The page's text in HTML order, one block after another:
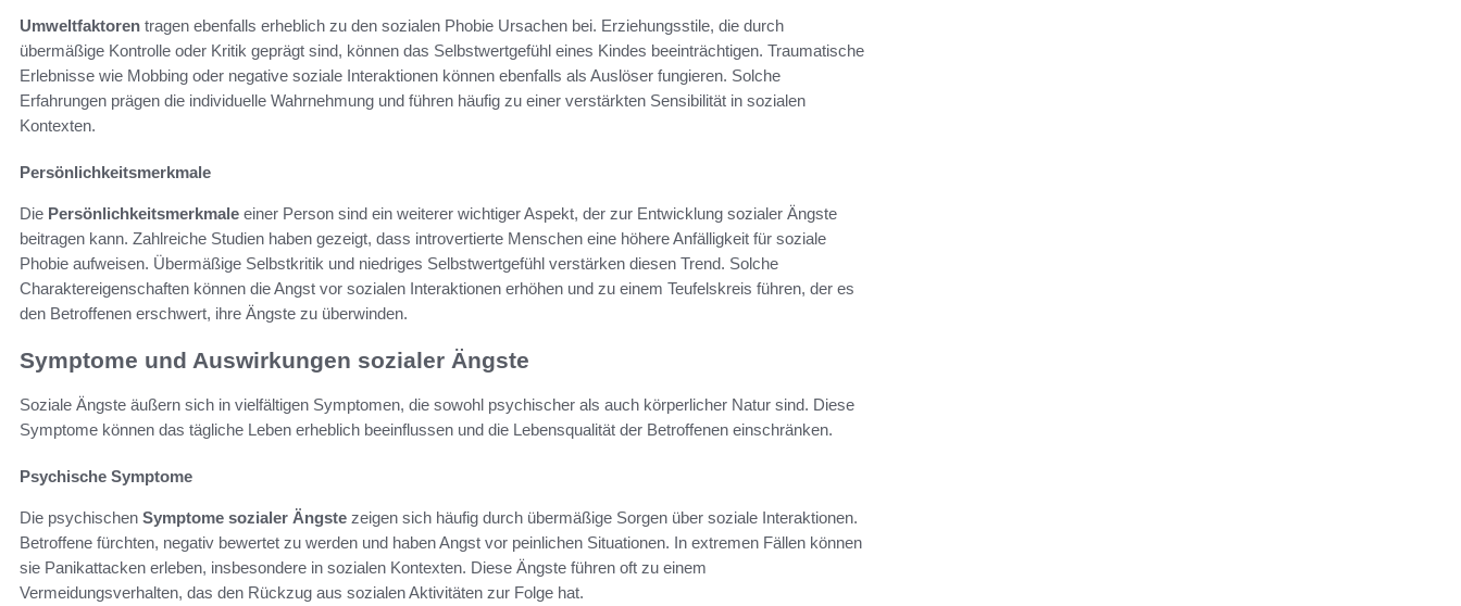
Umweltfaktoren tragen ebenfalls erheblich zu den sozialen Phobie Ursachen bei. Erziehungsstile, die durch
übermäßige Kontrolle oder Kritik geprägt sind, können das Selbstwertgefühl eines Kindes beeinträchtigen. Traumatische
Erlebnisse wie Mobbing oder negative soziale Interaktionen können ebenfalls als Auslöser fungieren. Solche
Erfahrungen prägen die individuelle Wahrnehmung und führen häufig zu einer verstärkten Sensibilität in sozialen
Kontexten.
Persönlichkeitsmerkmale
Die Persönlichkeitsmerkmale einer Person sind ein weiterer wichtiger Aspekt, der zur Entwicklung sozialer Ängste
beitragen kann. Zahlreiche Studien haben gezeigt, dass introvertierte Menschen eine höhere Anfälligkeit für soziale
Phobie aufweisen. Übermäßige Selbstkritik und niedriges Selbstwertgefühl verstärken diesen Trend. Solche
Charaktereigenschaften können die Angst vor sozialen Interaktionen erhöhen und zu einem Teufelskreis führen, der es
den Betroffenen erschwert, ihre Ängste zu überwinden.
Symptome und Auswirkungen sozialer Ängste
Soziale Ängste äußern sich in vielfältigen Symptomen, die sowohl psychischer als auch körperlicher Natur sind. Diese
Symptome können das tägliche Leben erheblich beeinflussen und die Lebensqualität der Betroffenen einschränken.
Psychische Symptome
Die psychischen Symptome sozialer Ängste zeigen sich häufig durch übermäßige Sorgen über soziale Interaktionen.
Betroffene fürchten, negativ bewertet zu werden und haben Angst vor peinlichen Situationen. In extremen Fällen können
sie Panikattacken erleben, insbesondere in sozialen Kontexten. Diese Ängste führen oft zu einem
Vermeidungsverhalten, das den Rückzug aus sozialen Aktivitäten zur Folge hat.